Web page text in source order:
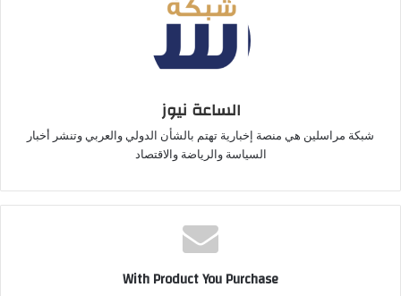
الساعة نيوز
شبكة مراسلين هي منصة إخبارية تهتم بالشأن الدولي والعربي وتنشر أخبار
السياسة والرياضة والاقتصاد
With Product You Purchase